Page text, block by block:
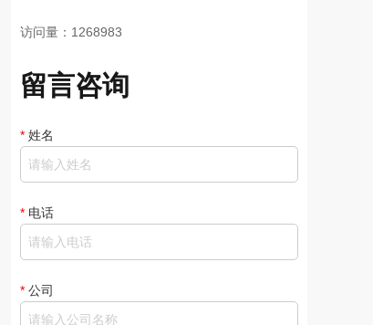
访问量：1268983
留言咨询
* 姓名
* 电话
* 公司